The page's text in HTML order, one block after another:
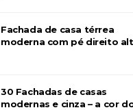
Fachada de casa térrea
moderna com pé direito
30 Fachadas de casas
modernas e cinza – a cor